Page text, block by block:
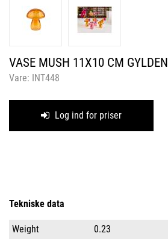
VASE MUSH 11X10 CM GYLDEN
Vare: INT448
Log ind for priser
Tekniske data
Weight
0.23